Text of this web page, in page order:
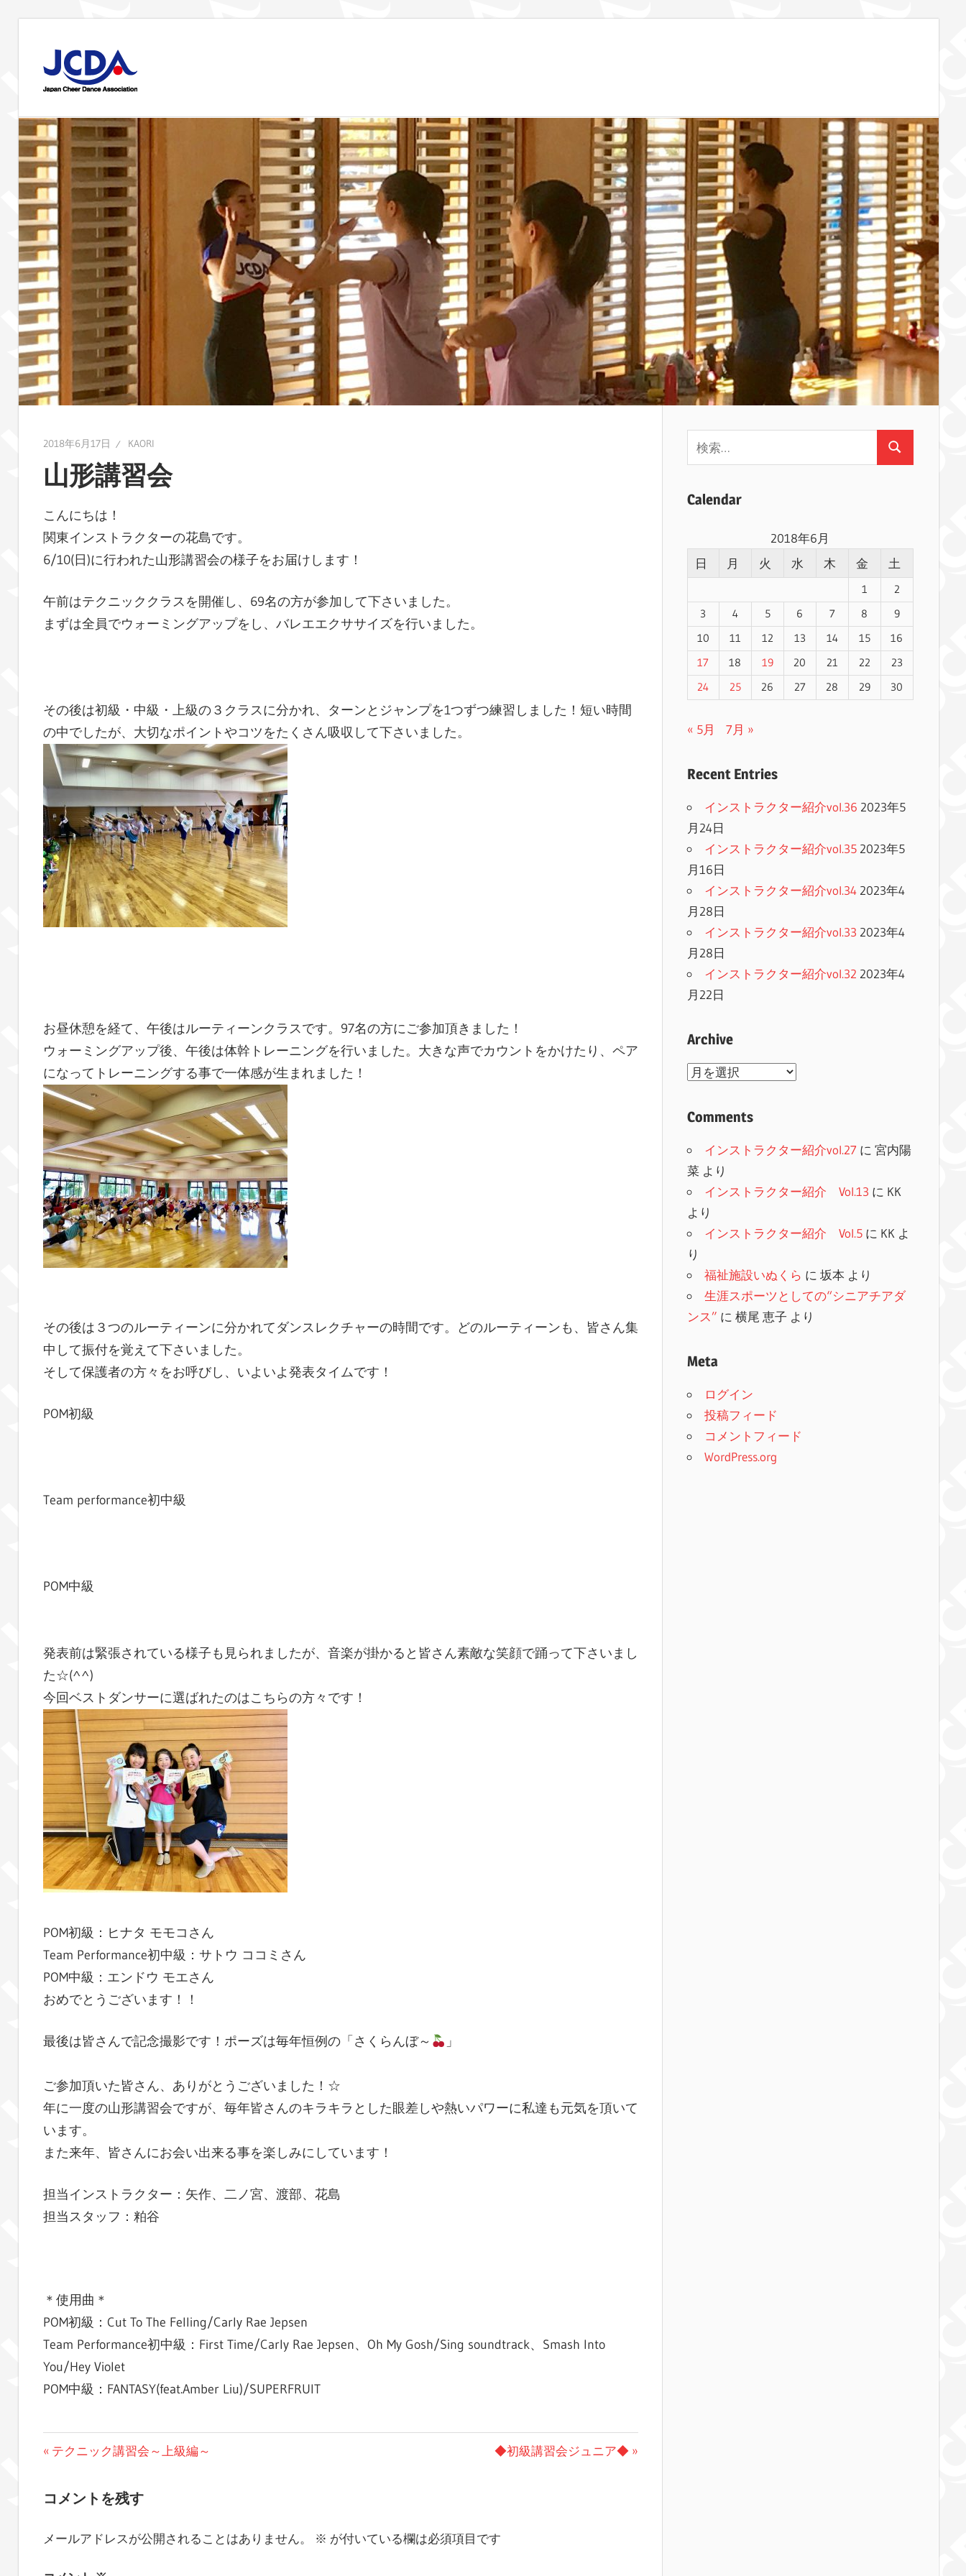
へ
ス
キ
ッ
プ
STAFF
BLOG
の
講
習
会
や
イ
ベ
ン
ト
を
レ
ポ
ー
ト
2018年6月17日 KAORI
山形講習会
こんにちは！
関東インストラクターの花島です。
6/10(日)に行われた山形講習会の様子をお届けします！
午前はテクニッククラスを開催し、69名の方が参加して下さいました。
まずは全員でウォーミングアップをし、バレエエクササイズを行いました。
その後は初級・中級・上級の３クラスに分かれ、ターンとジャンプを1つずつ練習しました！短い時間
の中でしたが、大切なポイントやコツをたくさん吸収して下さいました。
お昼休憩を経て、午後はルーティーンクラスです。97名の方にご参加頂きました！
ウォーミングアップ後、午後は体幹トレーニングを行いました。大きな声でカウントをかけたり、ペア
になってトレーニングする事で一体感が生まれました！
その後は３つのルーティーンに分かれてダンスレクチャーの時間です。どのルーティーンも、皆さん集
中して振付を覚えて下さいました。
そして保護者の方々をお呼びし、いよいよ発表タイムです！
POM初級
Team performance初中級
POM中級
発表前は緊張されている様子も見られましたが、音楽が掛かると皆さん素敵な笑顔で踊って下さいまし
た☆(^^)
今回ベストダンサーに選ばれたのはこちらの方々です！
POM初級：ヒナタ モモコさん
Team Performance初中級：サトウ ココミさん
POM中級：エンドウ モエさん
おめでとうございます！！
最後は皆さんで記念撮影です！ポーズは毎年恒例の「さくらんぼ～ 」
ご参加頂いた皆さん、ありがとうございました！☆
年に一度の山形講習会ですが、毎年皆さんのキラキラとした眼差しや熱いパワーに私達も元気を頂いて
います。
また来年、皆さんにお会い出来る事を楽しみにしています！
担当インストラクター：矢作、二ノ宮、渡部、花島
担当スタッフ：粕谷
＊使用曲＊
POM初級：Cut To The Felling/Carly Rae Jepsen
Team Performance初中級：First Time/Carly Rae Jepsen、Oh My Gosh/Sing soundtrack、Smash Into
You/Hey Violet
POM中級：FANTASY(feat.Amber Liu)/SUPERFRUIT
ブ
投
ナ
ビ
前
投
テクニック講習会～上級編～
次
◆初級講習会ジュニア◆
コメントを残す
メールアドレスが公開されることはありません。 ※ が付いている欄は必須項目です
検
Calendar
2018年6月
日
月 火 水 木 金 土
1
2
3
4 5 6 7 8
9
10
11 12 13 14 15
16
17
18 19 20 21 22
23
24
25 26 27 28 29 30
« 5月 7月 »
Recent Entries
インストラクター紹介vol.36 2023年5
月24日
インストラクター紹介vol.35 2023年5
月16日
インストラクター紹介vol.34 2023年4
月28日
インストラクター紹介vol.33 2023年4
月28日
インストラクター紹介vol.32 2023年4
月22日
Archive
Archive
Comments
インストラクター紹介vol.27 に 宮内陽
菜より
インストラクター紹介 Vol.13 に KK
より
インストラクター紹介 Vol.5に KK よ
り
福祉施設いぬくら に 坂本 より
生涯スポーツとしての“シニアチアダ
ンス” に 横尾 恵子 より
Meta
ログイン
投稿フィード
コメントフィード
WordPress.org